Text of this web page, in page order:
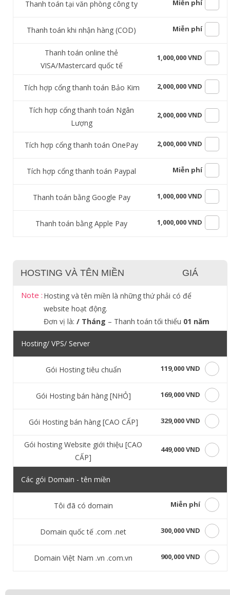
Thanh toán tại văn phòng công ty Miễn phí
Thanh toán khi nhận hàng (COD) Miễn phí
Thanh toán online thẻ
VISA/Mastercard quốc tế
1,000,000 VND
Tích hợp cổng thanh toán Bảo Kim 2,000,000 VND
Tích hợp cổng thanh toán Ngân
Lượng
2,000,000 VND
Tích hợp cổng thanh toán OnePay 2,000,000 VND
Tích hợp cổng thanh toán Paypal Miễn phí
Thanh toán bằng Google Pay 1,000,000 VND
Thanh toán bằng Apple Pay 1,000,000 VND
HOSTING VÀ TÊN MIỀN GIÁ
Note : Hosting và tên miền là những thứ phải có để
website hoạt động.
Đơn vị là: / Tháng – Thanh toán tối thiểu 01 năm
Hosting/ VPS/ Server
Gói Hosting tiêu chuẩn 119,000 VND
Gói Hosting bán hàng [NHỎ] 169,000 VND
Gói Hosting bán hàng [CAO CẤP] 329,000 VND
Gói hosting Website giới thiệu [CAO
CẤP]
449,000 VND
Các gói Domain - tên miền
Tôi đã có domain Miễn phí
Domain quốc tế .com .net 300,000 VND
Domain Việt Nam .vn .com.vn 900,000 VND